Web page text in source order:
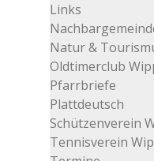
Links
Natur &
Oldtimerclub
Pfarrbriefe
Plattdeutsch
Schützenverein
Tennisverein